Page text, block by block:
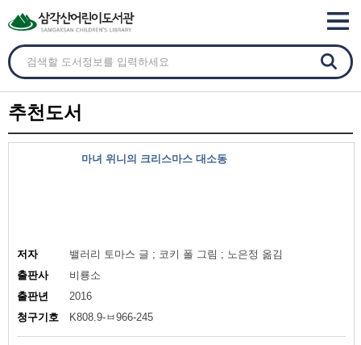
추천도서
마녀 위니의 크리스마스 대소동
저자
밸러리 토마스 글 ; 코키 폴 그림 ; 노은정 옮김
출판사
비룡소
출판년
2016
청구기호
K808.9-ㅂ966-245